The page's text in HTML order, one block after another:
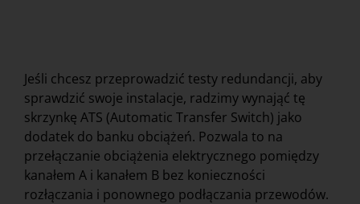
Jeśli chcesz przeprowadzić testy redundancji, aby
sprawdzić swoje instalacje, radzimy wynająć tę
skrzynkę ATS (Automatic Transfer Switch) jako
dodatek do banku obciążeń. Pozwala to na
przełączanie obciążenia elektrycznego pomiędzy
kanałem A i kanałem B bez konieczności
rozłączania i ponownego podłączania przewodów.